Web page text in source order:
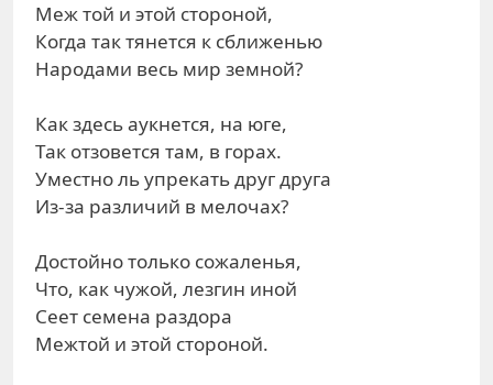
Меж той и этой стороной,
Когда так тянется к сближенью
Народами весь мир земной?
Как здесь аукнется, на юге,
Так отзовется там, в горах.
Уместно ль упрекать друг друга
Из-за различий в мелочах?
Достойно только сожаленья,
Что, как чужой, лезгин иной
Сеет семена раздора
Межтой и этой стороной.